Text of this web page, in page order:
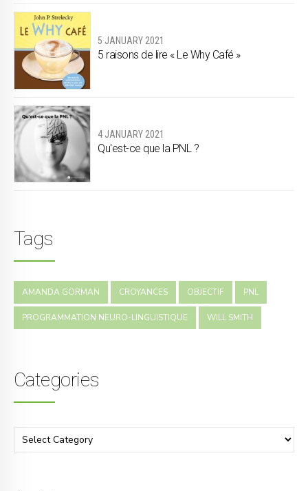
5 JANUARY 2021
5 raisons de lire « Le Why Café »
4 JANUARY 2021
Qu'est-ce que la PNL ?
Tags
AMANDA GORMAN CROYANCES OBJECTIF PNL
PROGRAMMATION NEURO-LINGUISTIQUE WILL SMITH
Categories